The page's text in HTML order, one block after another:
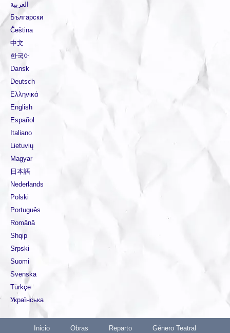
العربية
Български
Čeština
中文
한국어
Dansk
Deutsch
Ελληνικά
English
Español
Italiano
Lietuvių
Magyar
日本語
Nederlands
Polski
Português
Română
Shqip
Srpski
Suomi
Svenska
Türkçe
Українська
Inicio Obras Reparto Género Teatral